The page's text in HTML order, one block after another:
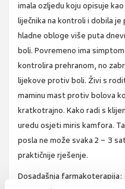
imala ozljedu koju opisuje
liječnika na kontroli i dobila
hladne obloge više puta
boli. Povremeno ima
kontrolira prehranom, no
lijekove protiv boli. Živi s
maminu mast protiv bolova
kratkotrajno. Kako radi s
uredu osjeti miris kamfora.
posla ne može svaka 2 − 3
praktičnije rješenje.
Dosadašnja farmakoterapija: